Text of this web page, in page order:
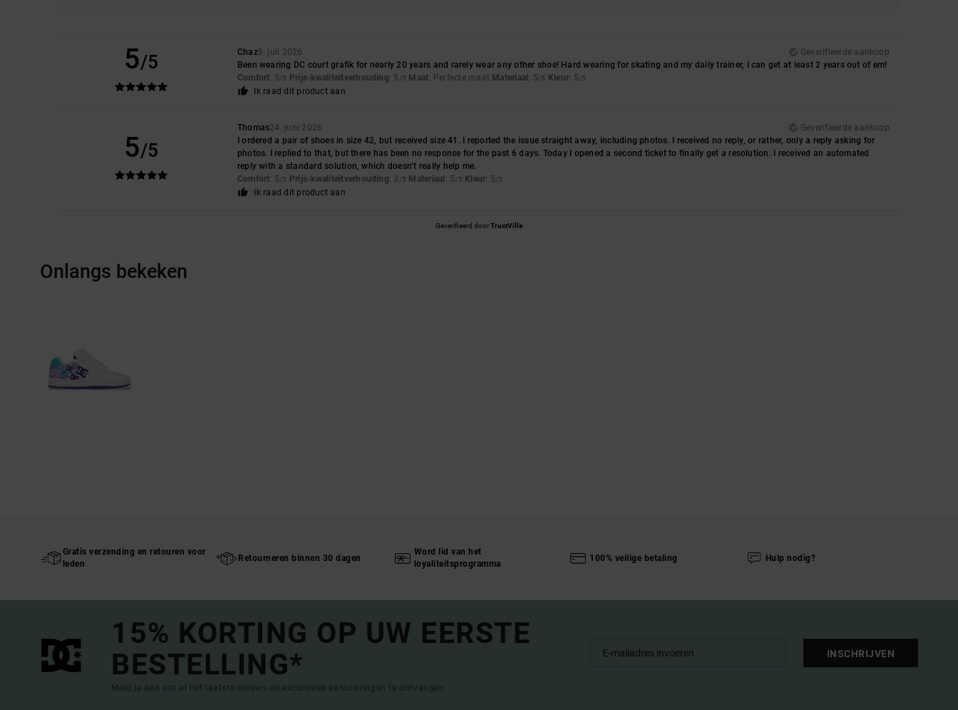
5/5 Chaz8. juli 2026
Geverifieerde aankoop
Been wearing DC court grafik for nearly 20 years and rarely wear any other shoe! Hard wearing for skating and my daily trainer, I can get at least 2 years out of em!
Comfort: 5/5 Prijs-kwaliteitverhouding: 5 /5 Maat: Perfecte maat Materiaal : 5/5 Kleur: 5/5
Ik raad dit product aan
5/5
Thomas24. juni 2026
Geverifieerde aankoop
I ordered a pair of shoes in size 42, but received size 41. I reported the issue straight away, including photos. I received no reply, or rather, only a reply asking for
photos. I replied to that, but there has been no response for the past 6 days. Today I opened a second ticket to finally get a resolution. I received an automated
reply with a standard solution, which doesn’t really help me.
Comfort: 5/5 Prijs-kwaliteitverhouding: 3 /5 Materiaal : 5/5 Kleur: 5/5
Ik raad dit product aan
Geverifieerd doorTrustVille
Onlangs bekeken
Gratis verzending en retouren voor
leden
Retourneren binnen 30 dagen
Word lid van het
loyaliteitsprogramma
100% veilige betaling Hulp nodig?
15% KORTING OP UW EERSTE
BESTELLING*
Meld je aan om al het laatste nieuws en exclusieve aanbiedingen te ontvangen.
INSCHRIJVEN